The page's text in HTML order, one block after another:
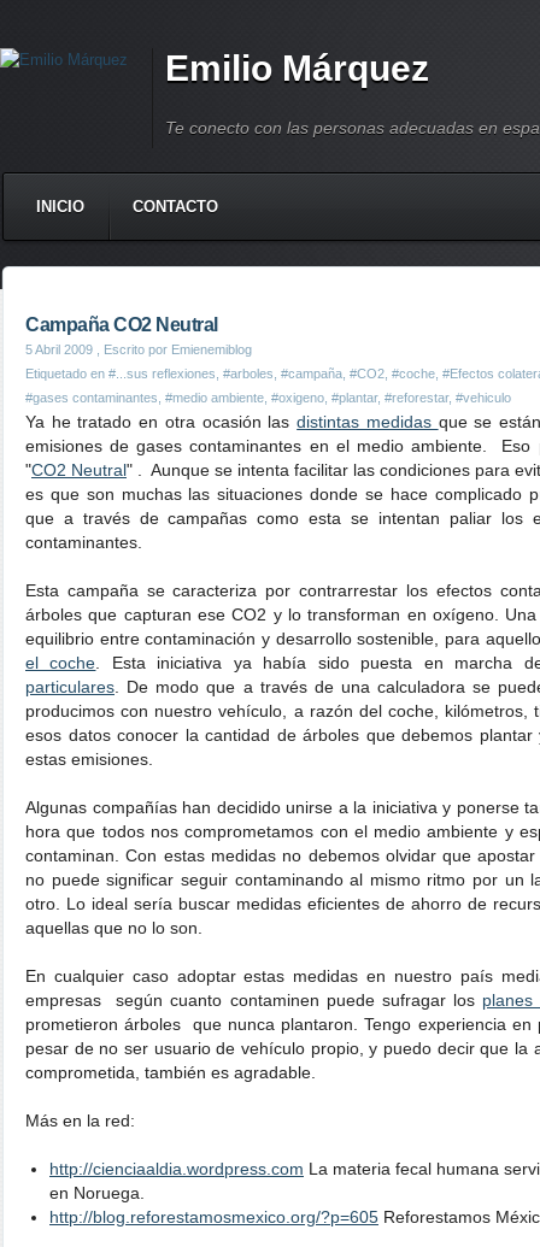
Emilio Márquez
Te conecto con las personas adecuadas en
INICIO CONTACTO
Campaña CO2 Neutral
5 Abril 2009 , Escrito por Emienemiblog
Etiquetado en #...sus reflexiones #arboles #campaña #CO2 #coche #Efectos
#gases contaminantes #medio ambiente #oxigeno #plantar, #reforestar, #vehiculo
Ya he tratado en otra ocasión lasdistintas medidas que se
emisiones de gases contaminantes en el medio ambiente. Eso
"CO2 Neutral" . Aunque se intenta facilitar las condiciones para
es que son muchas las situaciones donde se hace complicado
que a través de campañas como esta se intentan paliar los
contaminantes.
Esta campaña se caracteriza por contrarrestar los efectos
árboles que capturan ese CO2 y lo transforman en oxígeno.
equilibrio entre contaminación y desarrollo sostenible, para
el coche . Esta iniciativa ya había sido puesta en marcha
particulares . De modo que a través de una calculadora se
producimos con nuestro vehículo, a razón del coche, kilómetros,
esos datos conocer la cantidad de árboles que debemos
estas emisiones.
Algunas compañías han decidido unirse a la iniciativa y ponerse
hora que todos nos comprometamos con el medio ambiente y
contaminan. Con estas medidas no debemos olvidar que
no puede significar seguir contaminando al mismo ritmo por un
otro. Lo ideal sería buscar medidas eficientes de ahorro de
aquellas que no lo son.
En cualquier caso adoptar estas medidas en nuestro país
empresas según cuanto contaminen puede sufragar los
prometieron árboles que nunca plantaron. Tengo experiencia
pesar de no ser usuario de vehículo propio, y puedo decir que la
comprometida, también es agradable.
Más en la red:
http://cienciaaldia.wordpress.com La materia fecal humana
en Noruega.
http://blog.reforestamosmexico.org/?p=605 Reforestamos